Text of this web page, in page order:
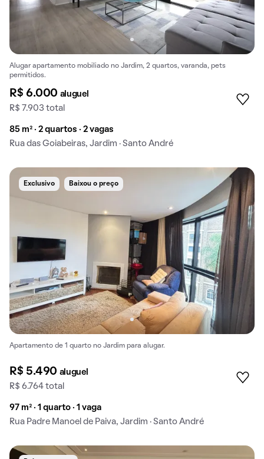
Alugar apartamento mobiliado no Jardim, 2 quartos, varanda, pets
permitidos.
R$ 6.000 aluguel
R$ 7.903 total
85 m² · 2 quartos · 2 vagas
Rua das Goiabeiras, Jardim · Santo André
Exclusivo Baixou o preço
Apartamento de 1 quarto no Jardim para alugar.
R$ 5.490 aluguel
R$ 6.764 total
97 m² · 1 quarto · 1 vaga
Rua Padre Manoel de Paiva, Jardim · Santo André